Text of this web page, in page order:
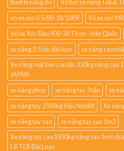
thiet bi nâng do
Vỏ hơi xe nâng Tokai
vỏ xe xúc 0.5/80-18/10PR
Vỏ xe xúc
Vỏ xe Xúc Đào 900-20 Tiron - Hàn Quốc
xe nâng 2.5 tấn đài loan
xe nâng cao
Xe nâng mặt bàn con lăn 350kg nâng cao
JAPAN
xe nâng phuy
xe nâng tay 3 tấn
xe
xe nâng tay 2500kg hiệu Noblift
Xe
xe nâng tay cao
xe nâng tay cao 1m2
Xe nâng tay cao 1500kg nâng cao 1m6
LIFTER Đài Loan